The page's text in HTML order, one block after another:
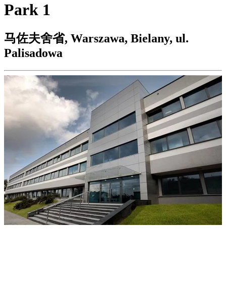
Park 1
马佐夫舍省, Warszawa, Bielany, ul.
Palisadowa